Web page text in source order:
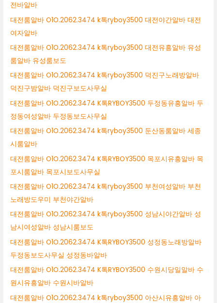
전바알바
대전룸알바 O1O.2062.3474 k톡ryboy3500 대전야간알바 대전
여자알바
대전룸알바 O1O.2062.3474 k톡ryboy3500 대전유흥알바 유성
룸알바 유성룸보도
대전룸알바 O1O.2062.3474 k톡ryboy3500 덕진구노래방알바
덕진구밤알바 덕진구보도사무실
대전룸알바 O1O.2062.3474 K톡RYBOY3500 두정동유흥알바 두
정동여성알바 두정동보도사무실
대전룸알바 O1O.2062.3474 k톡ryboy3500 둔산동룸알바 세종
시룸알바
대전룸알바 O1O.2062.3474 K톡RYBOY3500 목포시유흥알바 목
포시룸알바 목포시보도사무실
대전룸알바 O1O.2062.3474 k톡ryboy3500 부천여성알바 부천
노래방도우미 부천야간알바
대전룸알바 O1O.2062.3474 k톡ryboy3500 성남시야간알바 성
남시여성알바 성남시룸보도
대전룸알바 O1O.2062.3474 K톡RYBOY3500 성정동노래방알바
두정동보도사무실 성정동바알바
대전룸알바 O1O.2062.3474 K톡RYBOY3500 수원시당일알바 수
원시유흥알바 수원시바알바
대전룸알바 O1O.2062.3474 k톡ryboy3500 아산시유흥알바 아